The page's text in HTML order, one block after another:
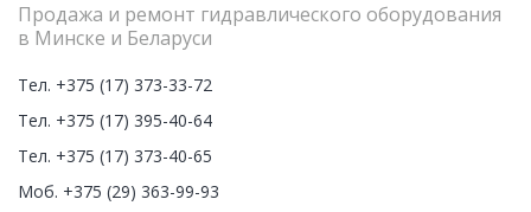
Продажа и ремонт гидравлического оборудования
в Минске и Беларуси
Тел. +375 (17) 373-33-72
Тел. +375 (17) 395-40-64
Тел. +375 (17) 373-40-65
Моб. +375 (29) 363-99-93